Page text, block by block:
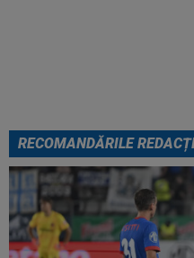
RECOMANDĂRILE